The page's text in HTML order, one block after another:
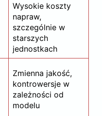
Wysokie koszty
napraw,
szczególnie w
starszych
jednostkach
Zmienna jakość,
kontrowersje w
zależności od
modelu